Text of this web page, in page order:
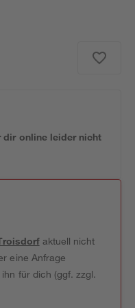
dir online leider nicht
aktuell nicht
eine Anfrage
für dich (ggf. zzgl.